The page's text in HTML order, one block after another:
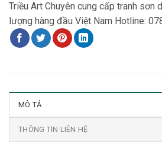
Triều Art Chuyên cung cấp tranh sơn
lượng hàng đầu Việt Nam Hotline:
MÔ TẢ
THÔNG TIN LIÊN HỆ